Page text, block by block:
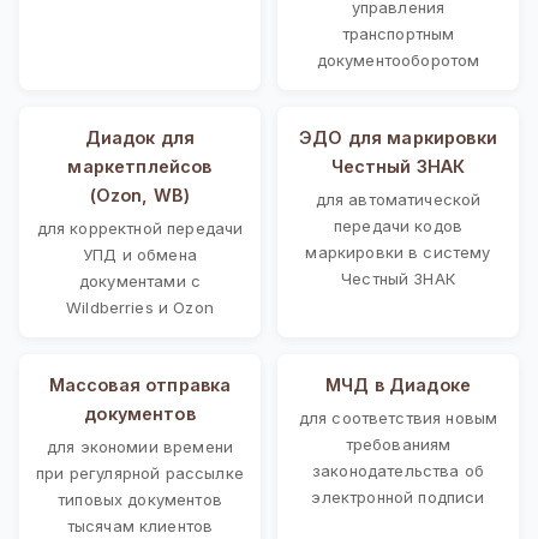
управления
транспортным
документооборотом
Диадок для
маркетплейсов
(Ozon, WB)
для корректной передачи
УПД и обмена
документами с
Wildberries и Ozon
ЭДО для маркировки
Честный ЗНАК
для автоматической
передачи кодов
маркировки в систему
Честный ЗНАК
Массовая отправка
документов
для экономии времени
при регулярной рассылке
типовых документов
тысячам клиентов
МЧД в Диадоке
для соответствия новым
требованиям
законодательства об
электронной подписи